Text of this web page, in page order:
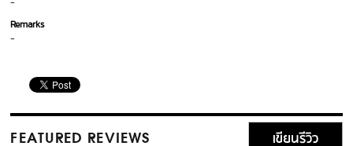
Remarks
-
FEATURED REVIEWS เขียนรีวิว